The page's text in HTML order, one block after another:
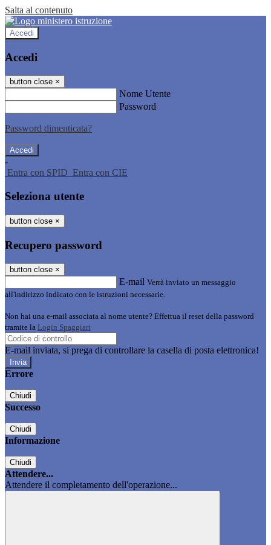
Salta al contenuto
Accedi
Accedi
button close ×
Nome Utente
Password
Password dimenticata?
-
Entra con SPID Entra con CIE
Seleziona utente
button close ×
Recupero password
button close ×
E-mail Verrà inviato un messaggio
all'indirizzo indicato con le istruzioni necessarie.
Non hai una e-mail associata al nome utente? Effettua il reset della password
tramite la Login Spaggiari
E-mail inviata, si prega di controllare la casella di posta elettronica!
Errore
Chiudi
Successo
Chiudi
Informazione
Chiudi
Attendere...
Attendere il completamento dell'operazione...